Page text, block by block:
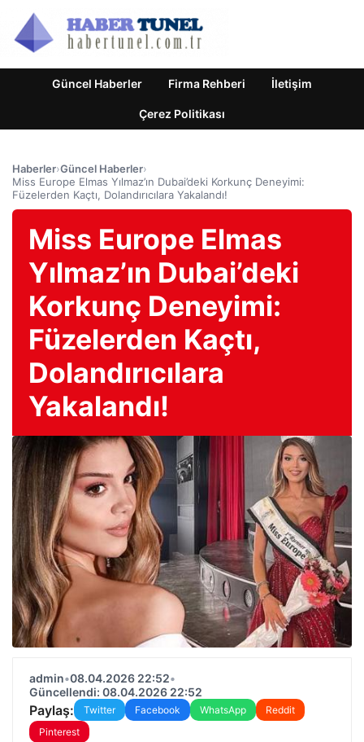
Güncel Haberler Firma Rehberi İletişim
Çerez Politikası
Haberler›Güncel Haberler›
Miss Europe Elmas Yılmaz’ın Dubai’deki Korkunç Deneyimi:
Füzelerden Kaçtı, Dolandırıcılara Yakalandı!
Miss Europe Elmas
Yılmaz’ın Dubai’deki
Korkunç Deneyimi:
Füzelerden Kaçtı,
Dolandırıcılara
Yakalandı!
admin•08.04.2026 22:52•
Güncellendi: 08.04.2026 22:52
Paylaş: Twitter Facebook WhatsApp
Reddit
Pinterest